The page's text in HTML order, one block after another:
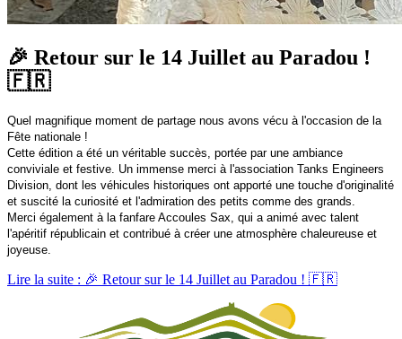
🎉 Retour sur le 14 Juillet au Paradou !
🇫🇷
Quel magnifique moment de partage nous avons vécu à l'occasion de la
Fête nationale !
Cette édition a été un véritable succès, portée par une ambiance
conviviale et festive. Un immense merci à l'association Tanks Engineers
Division, dont les véhicules historiques ont apporté une touche d'originalité
et suscité la curiosité et l'admiration des petits comme des grands.
Merci également à la fanfare Accoules Sax, qui a animé avec talent
l'apéritif républicain et contribué à créer une atmosphère chaleureuse et
joyeuse.
Lire la suite : 🎉 Retour sur le 14 Juillet au Paradou ! 🇫🇷